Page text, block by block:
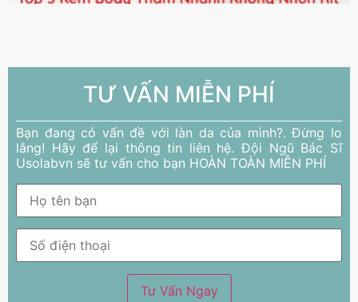
TƯ VẤN MIỄN PHÍ
Bạn đang có vấn đề với làn da của mình?. Đừng lo
lắng! Hãy để lại thông tin liên hệ. Đội Ngũ Bác Sĩ
Usolabvn sẽ tư vấn cho bạn HOÀN TOÀN MIỄN PHÍ